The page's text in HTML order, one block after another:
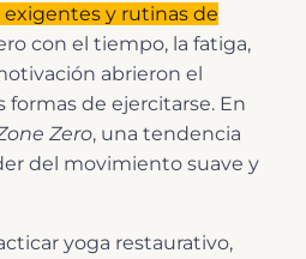
y rutinas de
con el tiempo, la fatiga,
abrieron el
formas de ejercitarse. En
Zero, una tendencia
del movimiento suave y
yoga restaurativo,